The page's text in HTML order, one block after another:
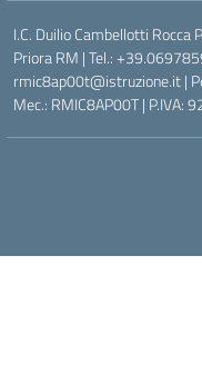
I.C. Duilio Cambellotti Rocca
Priora RM | Tel.:
rmic8ap00t@istruzione.it |
Mec.: RMIC8AP00T | P.IVA: